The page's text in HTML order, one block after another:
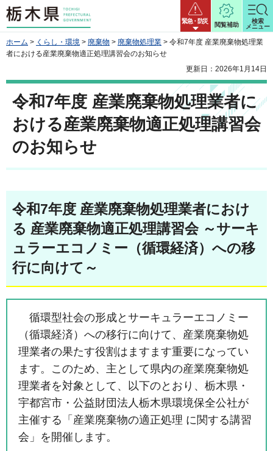
栃木県 緊急・防災
閲覧補助
検索
メニュー
ホーム > くらし・環境 > 廃棄物 > 廃棄物処理業 > 令和7年度 産業廃棄物処理業
者における産業廃棄物適正処理講習会のお知らせ
更新日：2026年1月14日
令和7年度 産業廃棄物処理業者に
おける産業廃棄物適正処理講習会
のお知らせ
令和7年度 産業廃棄物処理業者におけ
る 産業廃棄物適正処理講習会 ～サーキ
ュラーエコノミー（循環経済）への移
行に向けて～
循環型社会の形成とサーキュラーエコノミー
（循環経済）への移行に向けて、産業廃棄物処
理業者の果たす役割はますます重要になってい
ます。このため、主として県内の産業廃棄物処
理業者を対象として、以下のとおり、栃木県・
宇都宮市・公益財団法人栃木県環境保全公社が
主催する「産業廃棄物の適正処理 に関する講習
会」を開催します。